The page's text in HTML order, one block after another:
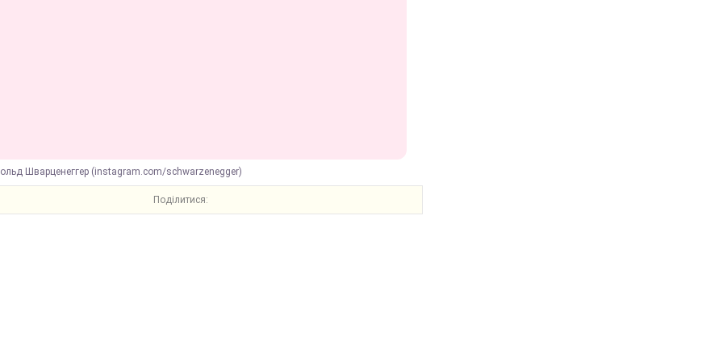
Шварценеггер (instagram.com/schwarzenegger)
Поділитися: